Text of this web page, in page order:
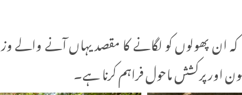
ان پھولوں کو لگانے کا مقصد یہاں آنے والے
اور پرکشش ماحول فراہم کرنا ہے۔